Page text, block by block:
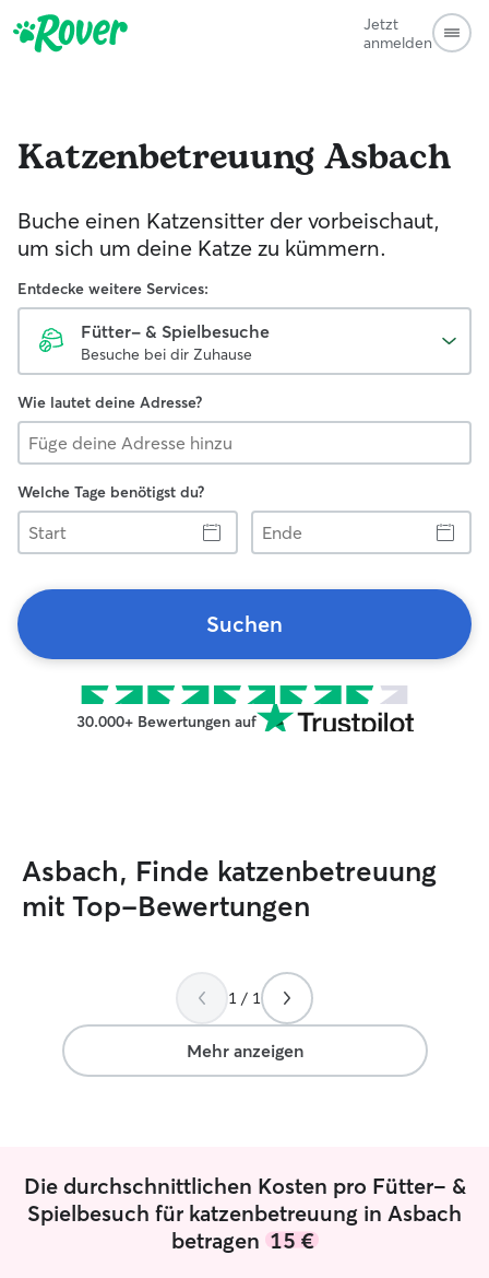
Jetzt
anmelden
KatzenbetreuungAsbach
Buche einen Katzensitter der vorbeischaut,
um sich um deine Katze zu kümmern.
Entdecke weitere Services:
Fütter- & Spielbesuche
Besuche bei dir Zuhause
Wie lautet deine Adresse?
Welche Tage benötigst du?
Start
Ende
Suchen
30.000+ Bewertungen auf
Asbach, Finde katzenbetreuung
mit Top-Bewertungen
1 / 1
Mehr anzeigen
Die durchschnittlichen Kosten pro Fütter- &
Spielbesuch für katzenbetreuung in Asbach
betragen 15 €